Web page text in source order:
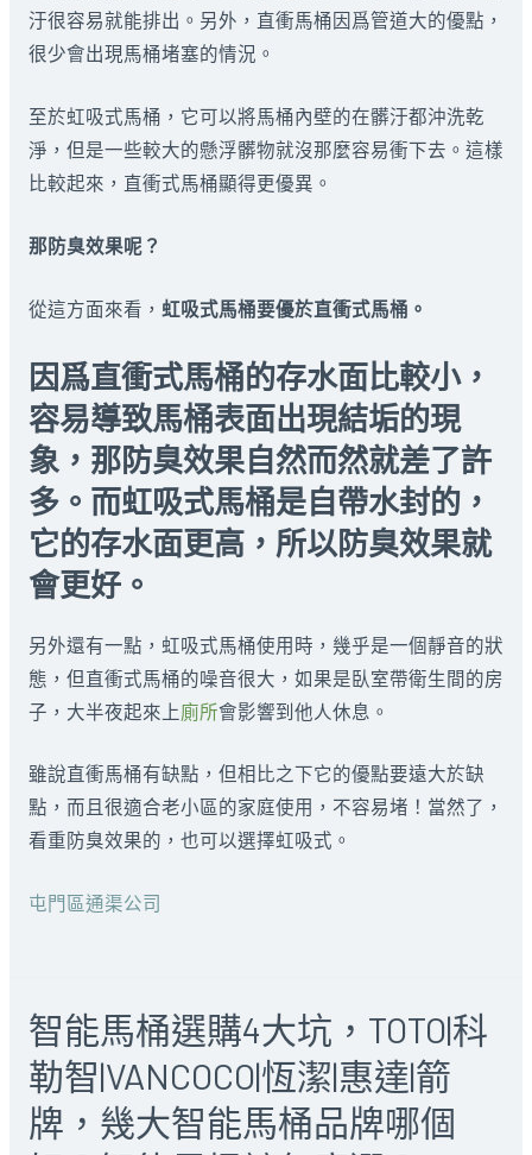
汙很容易就能排出。另外，直衝馬桶因爲管道大的優點，
很少會出現馬桶堵塞的情況。
至於虹吸式馬桶，它可以將馬桶內壁的在髒汙都沖洗乾
淨，但是一些較大的懸浮髒物就沒那麼容易衝下去。這樣
比較起來，直衝式馬桶顯得更優異。
那防臭效果呢？
從這方面來看， 虹吸式馬桶要優於直衝式馬桶。
因爲直衝式馬桶的存水面比較小，
容易導致馬桶表面出現結垢的現
象，那防臭效果自然而然就差了許
多。而虹吸式馬桶是自帶水封的，
它的存水面更高，所以防臭效果就
會更好。
另外還有一點，虹吸式馬桶使用時，幾乎是一個靜音的狀
態，但直衝式馬桶的噪音很大，如果是臥室帶衛生間的房
子，大半夜起來上廁所會影響到他人休息。
雖說直衝馬桶有缺點，但相比之下它的優點要遠大於缺
點，而且很適合老小區的家庭使用，不容易堵！當然了，
看重防臭效果的，也可以選擇虹吸式。
屯門區通渠公司
智能馬桶選購4大坑，TOTO|科
勒智|VANCOCO|恆潔|惠達|箭
牌，幾大智能馬桶品牌哪個